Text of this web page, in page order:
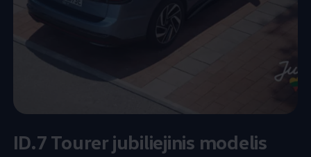
ID.7 Tourer jubiliejinis modelis